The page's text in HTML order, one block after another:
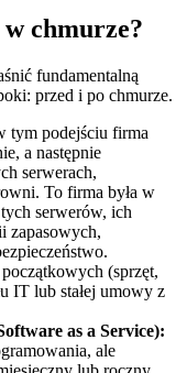
chmurze?
fundamentalną
przed i po chmurze.
tym podejściu firma
a następnie
serwerach,
To firma była w
serwerów, ich
zapasowych,
(sprzęt,
IT lub stałej umowy z
as a Service):
ale